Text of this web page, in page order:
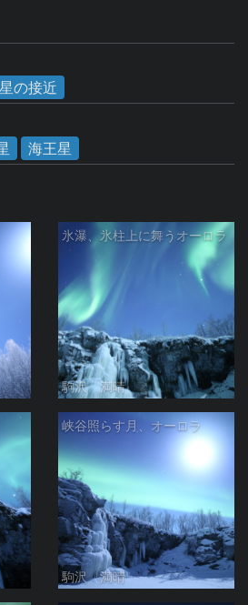
の接近
海王星
氷瀑、氷柱上に舞うオーロラ
駒沢 満晴
峡谷照らす月、オーロラ
駒沢 満晴